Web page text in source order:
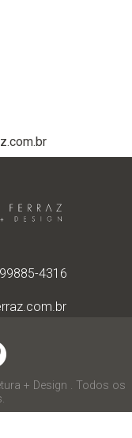
4316
+ Design . Todos os